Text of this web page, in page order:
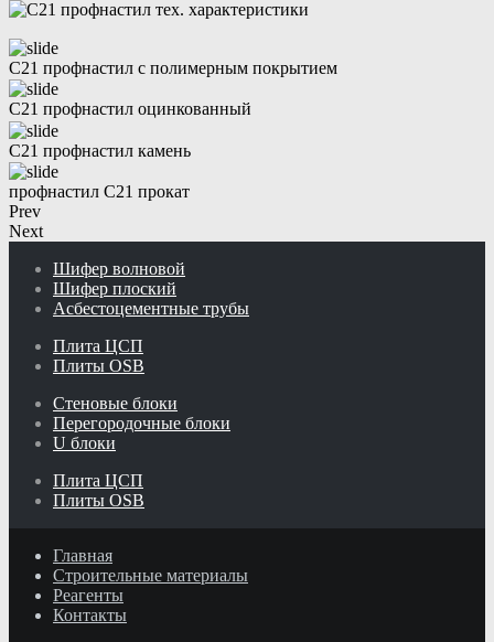
С21 профнастил с полимерным покрытием
С21 профнастил оцинкованный
С21 профнастил камень
профнастил С21 прокат
Prev
Next
Шифер волновой
Шифер плоский
Асбестоцементные трубы
Плита ЦСП
Плиты OSB
Стеновые блоки
Перегородочные блоки
U блоки
Плита ЦСП
Плиты OSB
Главная
Строительные материалы
Реагенты
Контакты